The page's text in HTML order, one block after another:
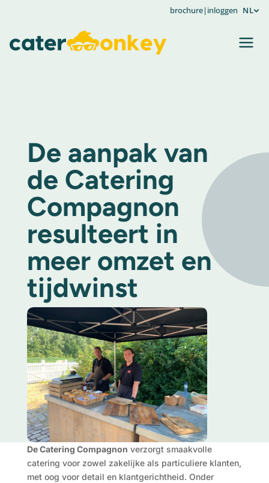
brochure| inloggen NL
De aanpak van
de Catering
Compagnon
resulteert in
meer omzet en
tijdwinst
De Catering Compagnon verzorgt smaakvolle
catering voor zowel zakelijke als particuliere klanten,
met oog voor detail en klantgerichtheid. Onder